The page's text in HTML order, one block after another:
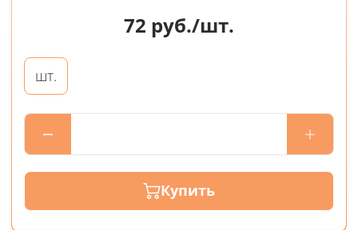
72 руб./шт.
шт.
Купить